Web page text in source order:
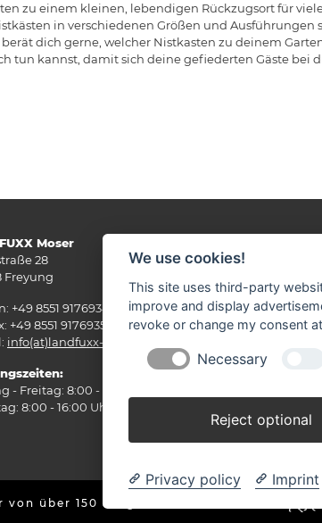
zu einem kleinen, lebendigen Rückzugsort für
in verschiedenen Größen und Ausführungen
dich gerne, welcher Nistkasten zu deinem
tun kannst, damit sich deine gefiederten Gäste bei
Moser
28
Freyung
+49 8551 9176934
+49 8551 9176935
info(at)landfuxx-moser.de
- Freitag: 8:00 - 18:00 Uhr
8:00 - 16:00 Uhr
von über 150 ausgefuxxten Märkten!
We use cookies!
This site uses third-party
improve and display
revoke or change my consent
Necessary
Reject optional
Privacy policy Imprint